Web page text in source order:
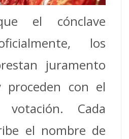
el cónclave
los
juramento
proceden con el
Cada
el nombre de